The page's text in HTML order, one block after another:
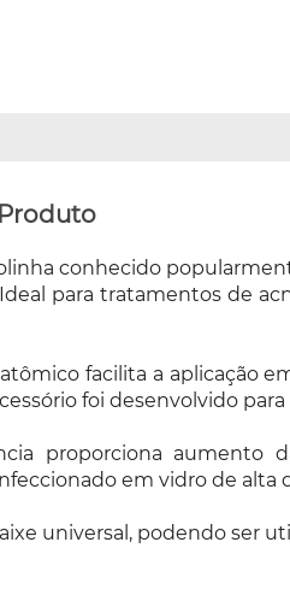
Conta com encaixe
utilizado em qualquer
conhecido
para tratamentos de
facilita a aplicação
foi desenvolvido
proporciona aumento
em vidro de
universal, podendo ser